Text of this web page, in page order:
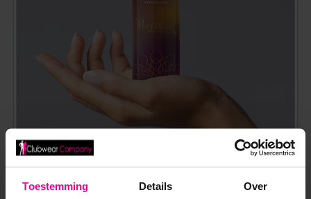
Toestemming Details Over
SOFT OIL – PORNSTAR MARTINI